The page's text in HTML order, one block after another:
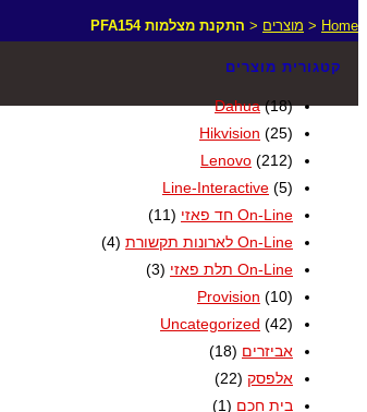
Home
< מוצרים < התקנת מצלמות PFA154
קטגורית מוצרים
Dahua (18)
Hikvision (25)
Lenovo (212)
Line-Interactive (5)
On-Line חד פאזי
(11)
On-Line לארונות תקשורת
(4)
On-Line תלת פאזי
(3)
Provision (10)
Uncategorized (42)
אביזרים (18)
אלפסק (22)
בית חכם (1)